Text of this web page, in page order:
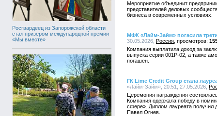
Росгвардеец из Запорожской области
стал призером международной премии
«Мы вместе»
Мероприятие объединит
представителей деловых
бизнеса в современных условиях.
МФК «Лайм-Займ» погасила
30.05.2026, Россия
Компания выплатила доход за
выпуска серии 001P-02, а также
погашен.
ГК Lime Credit Group стала
«Лайм-Займ», 20:51, 27.05.2026,
Церемония награждения
Компания одержала победу в
сфере». Диплом лауреата получил
Павел Огнев.